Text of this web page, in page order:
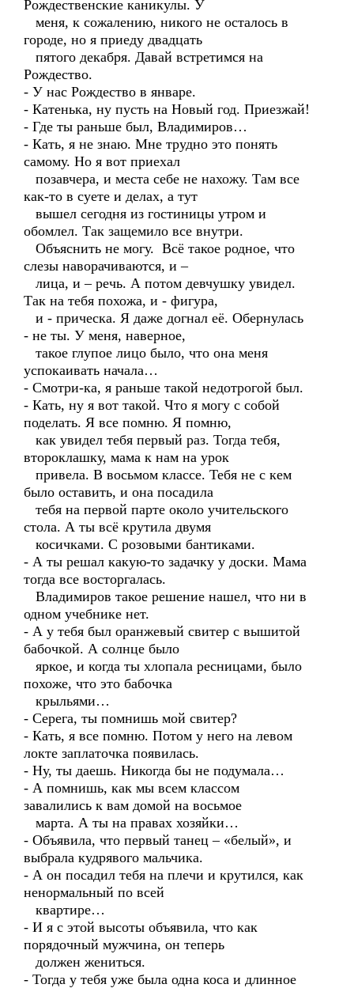
Рождественские каникулы. У
меня, к сожалению, никого не осталось в
городе, но я приеду двадцать
пятого декабря. Давай встретимся на
Рождество.
- У нас Рождество в январе.
- Катенька, ну пусть на Новый год. Приезжай!
- Где ты раньше был, Владимиров…
- Кать, я не знаю. Мне трудно это понять
самому. Но я вот приехал
позавчера, и места себе не нахожу. Там все
как-то в суете и делах, а тут
вышел сегодня из гостиницы утром и
обомлел. Так защемило все внутри.
Объяснить не могу. Всё такое родное, что
слезы наворачиваются, и –
лица, и – речь. А потом девчушку увидел.
Так на тебя похожа, и - фигура,
и - прическа. Я даже догнал её. Обернулась
- не ты. У меня, наверное,
такое глупое лицо было, что она меня
успокаивать начала…
- Смотри-ка, я раньше такой недотрогой был.
- Кать, ну я вот такой. Что я могу с собой
поделать. Я все помню. Я помню,
как увидел тебя первый раз. Тогда тебя,
второклашку, мама к нам на урок
привела. В восьмом классе. Тебя не с кем
было оставить, и она посадила
тебя на первой парте около учительского
стола. А ты всё крутила двумя
косичками. С розовыми бантиками.
- А ты решал какую-то задачку у доски. Мама
тогда все восторгалась.
Владимиров такое решение нашел, что ни в
одном учебнике нет.
- А у тебя был оранжевый свитер с вышитой
бабочкой. А солнце было
яркое, и когда ты хлопала ресницами, было
похоже, что это бабочка
крыльями…
- Серега, ты помнишь мой свитер?
- Кать, я все помню. Потом у него на левом
локте заплаточка появилась.
- Ну, ты даешь. Никогда бы не подумала…
- А помнишь, как мы всем классом
завалились к вам домой на восьмое
марта. А ты на правах хозяйки…
- Объявила, что первый танец – «белый», и
выбрала кудрявого мальчика.
- А он посадил тебя на плечи и крутился, как
ненормальный по всей
квартире…
- И я с этой высоты объявила, что как
порядочный мужчина, он теперь
должен жениться.
- Тогда у тебя уже была одна коса и длинное